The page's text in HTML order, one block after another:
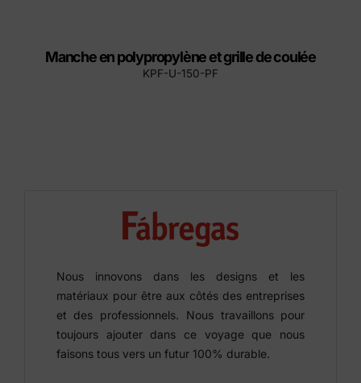
Manche en polypropylène et grille de coulée
KPF-U-150-PF
Nous innovons dans les designs et les
matériaux pour être aux côtés des entreprises
et des professionnels. Nous travaillons pour
toujours ajouter dans ce voyage que nous
faisons tous vers un futur 100% durable.